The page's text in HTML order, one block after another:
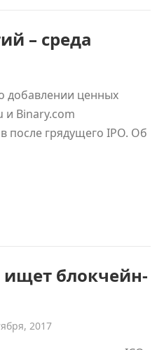
– среда
добавлении ценных
и Binary.com
после грядущего IPO. Об
ищет блокчейн-
2017